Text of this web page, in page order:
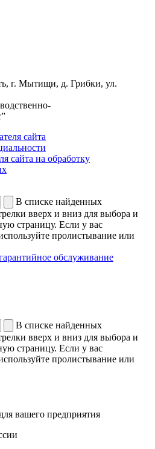
г. Мытищи, д. Грибки, ул.
сайта
на обработку
В списке найденных
вверх и вниз для выбора и
страницу. Если у вас
пролистывание или
обслуживание
В списке найденных
вверх и вниз для выбора и
страницу. Если у вас
пролистывание или
вашего предприятия